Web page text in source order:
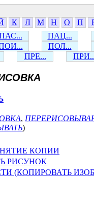
К Л М Н О П
ПАЦ...
ПОЛ...
ПРЕ...
,
)
КОПИИ
РИСУНОК
(КОПИРОВАТЬ